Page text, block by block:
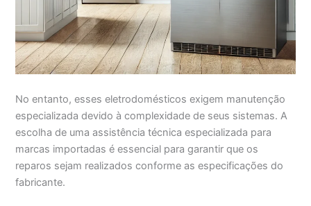
No entanto, esses eletrodomésticos exigem manutenção
especializada devido à complexidade de seus sistemas. A
escolha de uma assistência técnica especializada para
marcas importadas é essencial para garantir que os
reparos sejam realizados conforme as especificações do
fabricante.